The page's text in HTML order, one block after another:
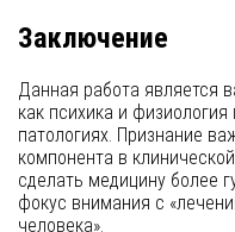
Заключение
Данная работа является
как психика и
патологиях. Признание
компонента в
сделать медицину более
фокус внимания с
человека».